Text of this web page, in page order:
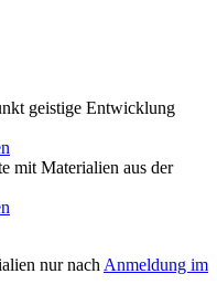
geistige Entwicklung
mit Materialien aus der
nur nach Anmeldung im